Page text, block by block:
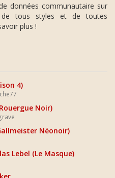
données communautaire sur
tous styles et de toutes
plus !
4)
Noir)
Néonoir)
Lebel (Le Masque)